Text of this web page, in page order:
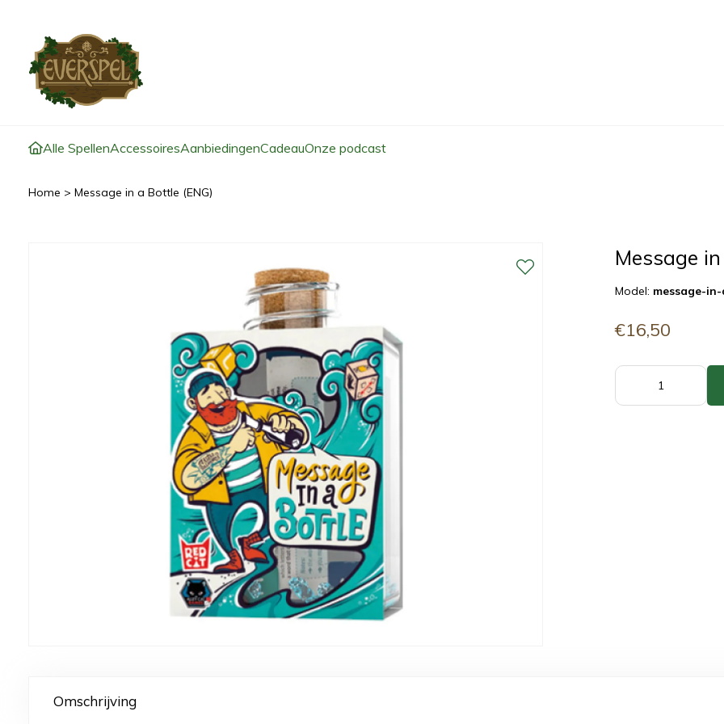
Alle SpellenAccessoiresAanbiedingenCadeauOnze podcast
Home > Message in a Bottle (ENG)
Message
Model: message-
€16,50
Omschrijving